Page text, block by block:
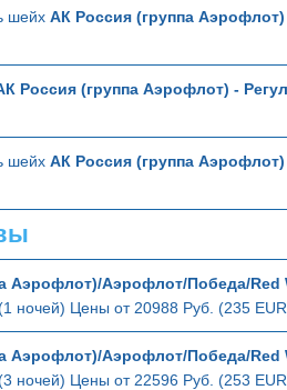
шейх АК Россия (группа
Россия (группа Аэрофлот) -
шейх АК Россия (группа
Аэрофлот)/Аэрофлот/Победа/Red
ночей) Цены от 20988 Руб. (235
Аэрофлот)/Аэрофлот/Победа/Red
ночей) Цены от 22596 Руб. (253